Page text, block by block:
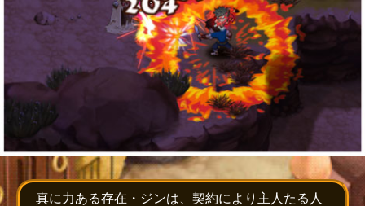
真に力ある存在・ジンは、契約により主人たる人